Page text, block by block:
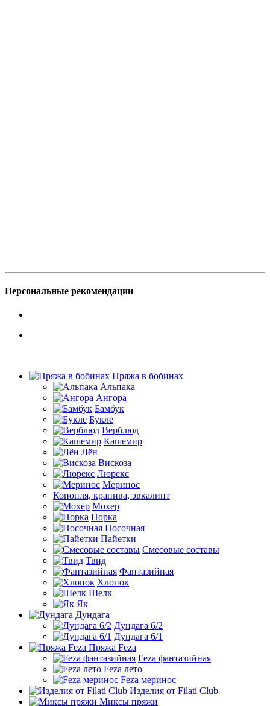
Персональные рекомендации
Пряжа в бобинах
Альпака
Ангора
Бамбук
Букле
Верблюд
Кашемир
Лён
Вискоза
Люрекс
Меринос
Конопля, крапива, эвкалипт
Мохер
Норка
Носочная
Пайетки
Смесовые составы
Твид
Фантазийная
Хлопок
Шелк
Як
Дундага
Дундага 6/2
Дундага 6/1
Пряжа Feza
Feza фантазийная
Feza лето
Feza меринос
Изделия от Filati Club
Миксы пряжи